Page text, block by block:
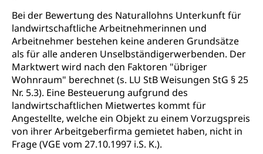
Bei der Bewertung des Naturallohns Unterkunft für
landwirtschaftliche Arbeitnehmerinnen und
Arbeitnehmer bestehen keine anderen Grundsätze
als für alle anderen Unselbständigerwerbenden. Der
Marktwert wird nach den Faktoren "übriger
Wohnraum" berechnet (s. LU StB Weisungen StG § 25
Nr. 5.3). Eine Besteuerung aufgrund des
landwirtschaftlichen Mietwertes kommt für
Angestellte, welche ein Objekt zu einem Vorzugspreis
von ihrer Arbeitgeberfirma gemietet haben, nicht in
Frage (VGE vom 27.10.1997 i.S. K.).
Energiefachstellenkonferenz Zentralschweiz
Grundbuch
Grundbucheintrag, Grundbuchamt,
Grundeigentum, Grundstück
Grundbuch
Grundbuchplan mit Eigentümerabfrage
(Geoportal)
Luft und Klima
Luftreinhaltung, Luftverschmutzung, Klimaschutz,
Klimaveränderung, Treibhauseffekt
Atmosphäre, Luft, Klima (Geoportal)
Klima
Raumplanung
Raumplan, Nutzungsplan